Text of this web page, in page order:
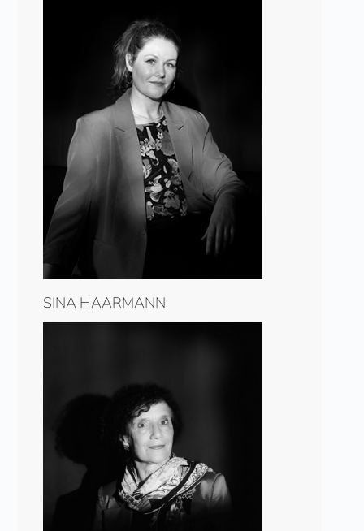
SINA HAARMANN